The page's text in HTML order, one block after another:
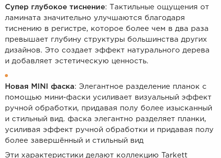
Супер глубокое тиснение: Тактильные ощущения от
ламината значительно улучшаются благодаря
тиснению в регистре, которое более чем в два раза
превышает глубину структуры большинства других
дизайнов. Это создает эффект натурального дерева
и добавляет эстетическую ценность.
Новая MINI фаска: Элегантное разделение планок с
помощью мини-фаски усиливает визуальный эффект
ручной обработки, придавая полу более изысканный
и стильный вид. фаска элегантно разделяет планки,
усиливая эффект ручной обработки и придавая полу
более завершённый и стильный вид
Эти характеристики делают коллекцию Tarkett